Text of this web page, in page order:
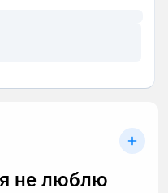
я не люблю